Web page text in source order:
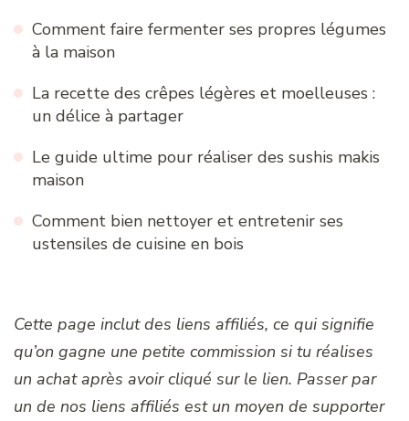
Comment faire fermenter ses propres légumes
à la maison
La recette des crêpes légères et moelleuses :
un délice à partager
Le guide ultime pour réaliser des sushis makis
maison
Comment bien nettoyer et entretenir ses
ustensiles de cuisine en bois
Cette page inclut des liens affiliés, ce qui signifie
qu’on gagne une petite commission si tu réalises
un achat après avoir cliqué sur le lien. Passer par
un de nos liens affiliés est un moyen de supporter